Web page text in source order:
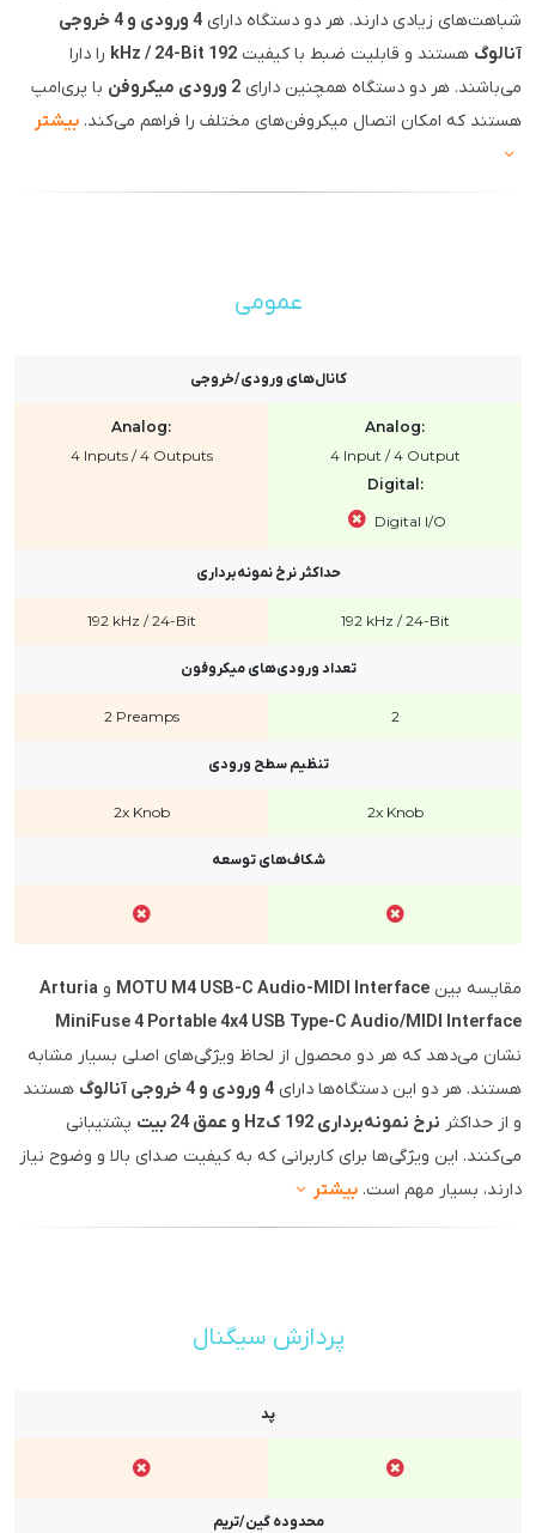
شباهت‌های زیادی دارند. هر دو دستگاه دارای
4 ورودی و 4 خروجی
آنالوگ هستند و قابلیت ضبط با کیفیت 192 kHz / 24-Bit
را دارا
می‌باشند. هر دو دستگاه همچنین دارای 2 ورودی میکروفن
با پری‌امپ
هستند که امکان اتصال میکروفن‌های مختلف را فراهم می‌کند. بیشتر
عمومی
کانال‌های ورودی/خروجی
Analog:
4 Input / 4 Output
Digital:
Digital I/O
Analog:
4 Inputs / 4 Outputs
حداکثر نرخ نمونه‌برداری
192 kHz / 24-Bit
192 kHz / 24-Bit
تعداد ورودی‌های میکروفون
2
2 Preamps
تنظیم سطح ورودی
2x Knob
2x Knob
شکاف‌های توسعه
مقایسه بین MOTU M4 USB-C Audio-MIDI Interface و Arturia
MiniFuse 4 Portable 4x4 USB Type-C Audio/MIDI Interface
نشان می‌دهد که هر دو محصول از لحاظ ویژگی‌های اصلی بسیار مشابه
هستند. هر دو این دستگاه‌ها دارای 4 ورودی و 4 خروجی آنالوگ
هستند
و از حداکثر نرخ نمونه‌برداری 192 کHz و عمق 24 بیت
پشتیبانی
می‌کنند. این ویژگی‌ها برای کاربرانی که به کیفیت صدای بالا و وضوح نیاز
دارند، بسیار مهم است. بیشتر
پردازش سیگنال
پد
محدوده گین/تریم